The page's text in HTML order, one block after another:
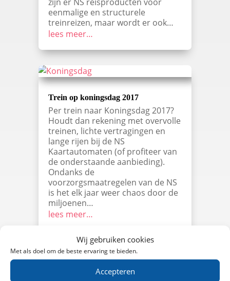
Wij gebruiken cookies
Met als doel om de beste ervaring te bieden.
Accepteren
eenmalige en structurele
treinreizen, maar wordt er ook…
lees meer…
Trein op koningsdag 2017
Per trein naar Koningsdag 2017?
Houdt dan rekening met overvolle
treinen, lichte vertragingen en
lange rijen bij de NS
Kaartautomaten (of profiteer van
de onderstaande aanbieding).
Ondanks de
voorzorgsmaatregelen van de NS
is het elk jaar weer chaos door de
miljoenen…
lees meer…